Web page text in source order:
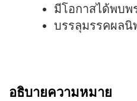
มีโอกาสได้พบพ
บรรลุมรรคผลนิ
อธิบายความหมาย